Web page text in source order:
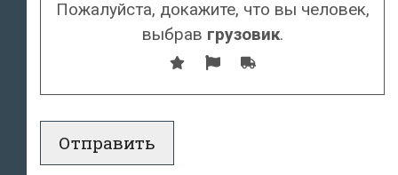
Пожалуйста, докажите, что вы человек,
выбрав грузовик.